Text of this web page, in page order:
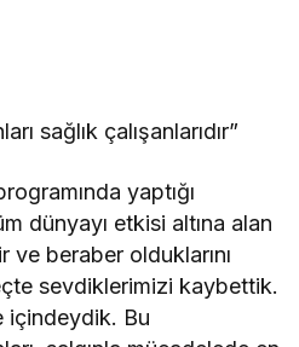
sağlık çalışanlarıdır”
yaptığı
dünyayı etkisi altına alan
ve beraber olduklarını
sevdiklerimizi kaybettik.
içindeydik. Bu